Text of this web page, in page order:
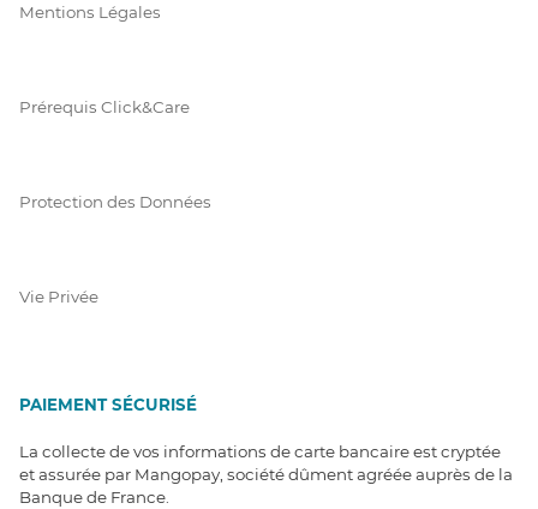
Mentions Légales
Prérequis Click&Care
Protection des Données
Vie Privée
PAIEMENT SÉCURISÉ
La collecte de vos informations de carte bancaire est cryptée
et assurée par Mangopay, société dûment agréée auprès de la
Banque de France.